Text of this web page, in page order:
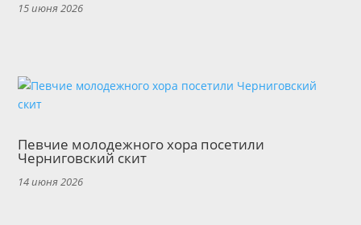
15 июня 2026
Певчие молодежного хора посетили
Черниговский скит
14 июня 2026